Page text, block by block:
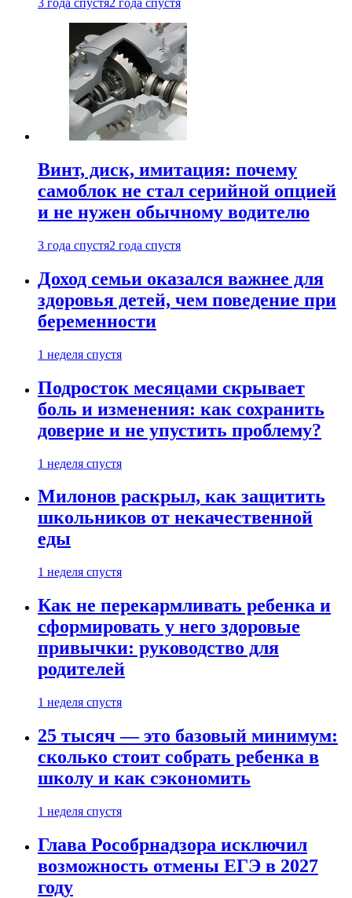
3 года спустя2 года спустя
Винт, диск, имитация: почему
самоблок не стал серийной опцией
и не нужен обычному водителю
3 года спустя2 года спустя
Доход семьи оказался важнее для
здоровья детей, чем поведение при
беременности
1 неделя спустя
Подросток месяцами скрывает
боль и изменения: как сохранить
доверие и не упустить проблему?
1 неделя спустя
Милонов раскрыл, как защитить
школьников от некачественной
еды
1 неделя спустя
Как не перекармливать ребенка и
сформировать у него здоровые
привычки: руководство для
родителей
1 неделя спустя
25 тысяч — это базовый минимум:
сколько стоит собрать ребенка в
школу и как сэкономить
1 неделя спустя
Глава Рособрнадзора исключил
возможность отмены ЕГЭ в 2027
году